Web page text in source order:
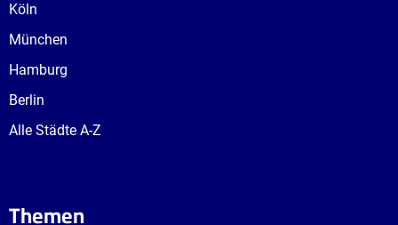
Köln
München
Hamburg
Berlin
Alle Städte A-Z
Themen